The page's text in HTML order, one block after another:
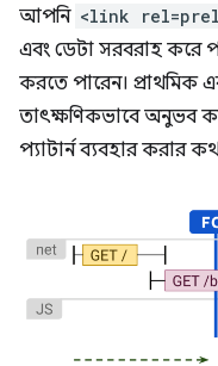
আপনি <link
এবং ডেটা সরবরাহ করে
করতে পারেন। প্রাথমিক
তাৎক্ষণিকভাবে অনুভব
প্যাটার্ন ব্যবহার করার